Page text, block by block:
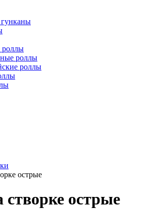
роллы
роллы
роллы
острые
острые